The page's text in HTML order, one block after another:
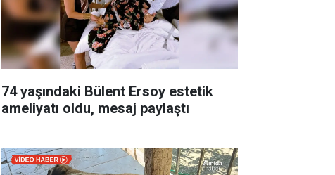
74 yaşındaki Bülent Ersoy estetik
ameliyatı oldu, mesaj paylaştı